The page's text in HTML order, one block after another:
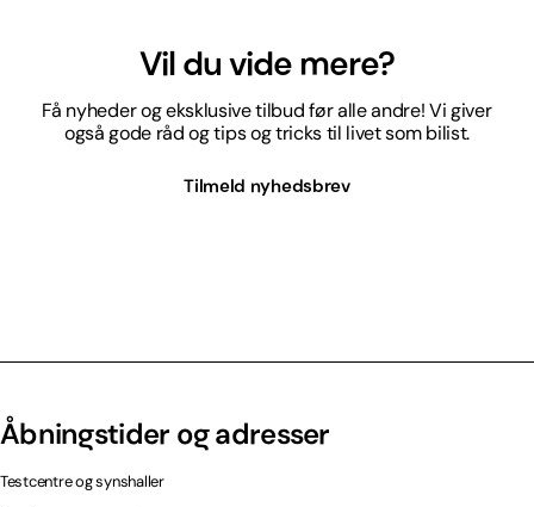
Vil du vide mere?
Få nyheder og eksklusive tilbud før alle andre! Vi giver
også gode råd og tips og tricks til livet som bilist.
Tilmeld nyhedsbrev
Åbningstider og adresser
Testcentre og synshaller